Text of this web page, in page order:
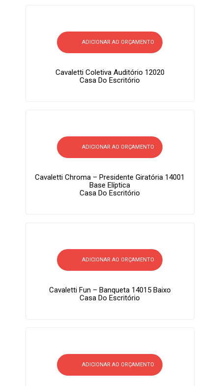
ADICIONAR AO ORÇAMENTO
Cavaletti Coletiva Auditório 12020
Casa Do Escritório
ADICIONAR AO ORÇAMENTO
Cavaletti Chroma – Presidente Giratória 14001
Base Elíptica
Casa Do Escritório
ADICIONAR AO ORÇAMENTO
Cavaletti Fun – Banqueta 14015 Baixo
Casa Do Escritório
ADICIONAR AO ORÇAMENTO